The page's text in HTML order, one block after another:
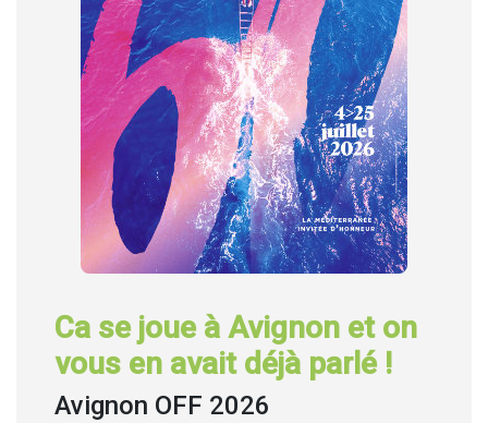
Ca se joue à Avignon et on
vous en avait déjà parlé !
Avignon OFF 2026